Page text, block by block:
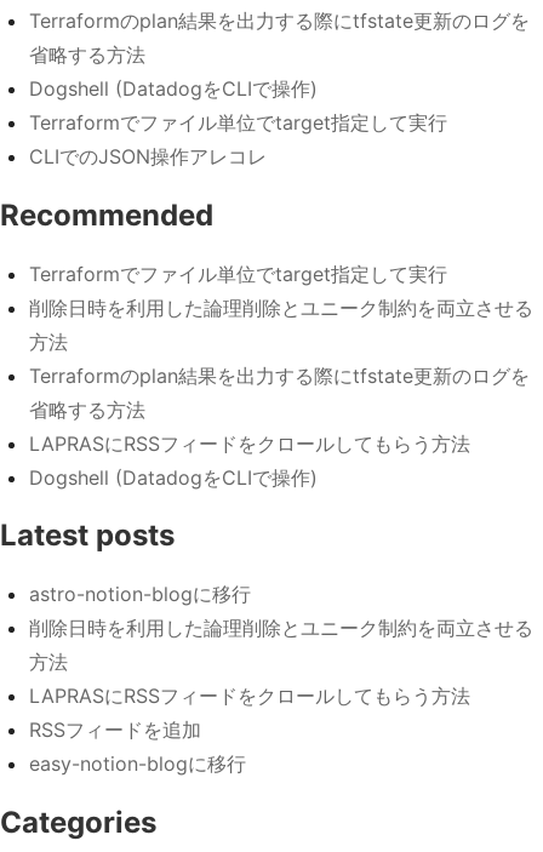
Terraformのplan結果を出力する際にtfstate更新のログを
省略する方法
Dogshell (DatadogをCLIで操作)
Terraformでファイル単位でtarget指定して実行
CLIでのJSON操作アレコレ
Recommended
Terraformでファイル単位でtarget指定して実行
削除日時を利用した論理削除とユニーク制約を両立させる
方法
Terraformのplan結果を出力する際にtfstate更新のログを
省略する方法
LAPRASにRSSフィードをクロールしてもらう方法
Dogshell (DatadogをCLIで操作)
Latest posts
astro-notion-blogに移行
削除日時を利用した論理削除とユニーク制約を両立させる
方法
LAPRASにRSSフィードをクロールしてもらう方法
RSSフィードを追加
easy-notion-blogに移行
Categories